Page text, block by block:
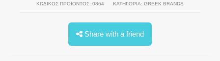
ΚΩΔΙΚΌΣ ΠΡΟΪΌΝΤΟΣ: 0864 ΚΑΤΗΓΟΡΊΑ: GREEK BRANDS
Share with a friend